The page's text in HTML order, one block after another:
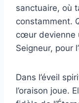
sanctuaire, où
constamment.
cœur devienne
Seigneur, pour
Dans l’éveil
l’oraison joue.